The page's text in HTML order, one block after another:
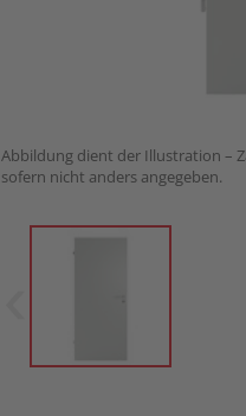
Abbildung dient der Illustration –
sofern nicht anders angegeben.